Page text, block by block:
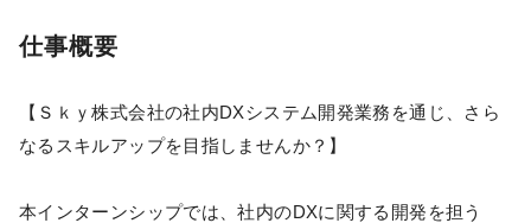
仕事概要
【Ｓｋｙ株式会社の社内DXシステム開発業務を通じ、さら
なるスキルアップを目指しませんか？】
本インターンシップでは、社内のDXに関する開発を担う